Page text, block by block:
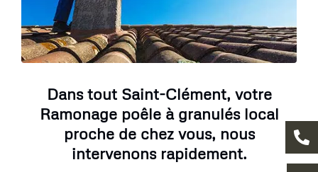
Dans tout Saint-Clément, votre
Ramonage poêle à granulés local
proche de chez vous, nous
intervenons rapidement.